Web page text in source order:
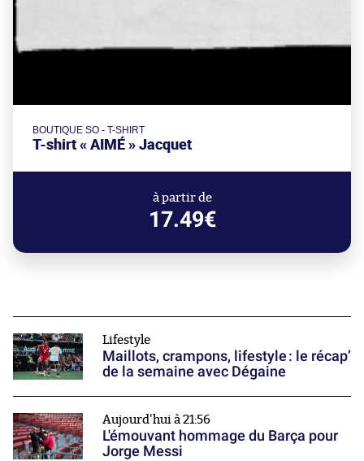
BOUTIQUE SO - T-SHIRT
T-shirt « AIMÉ » Jacquet
à partir de
17.49€
Lifestyle
Maillots, crampons, lifestyle : le récap’
de la semaine avec Dégaine
Aujourd'hui à 21:56
L'émouvant hommage du Barça pour
Jorge Messi